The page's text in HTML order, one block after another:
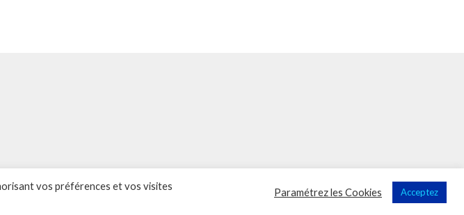
de confidentialité
Sup'Recherche - UNSA 2023 (illustrations de Freepik)
Vega Wordpress Theme byLyraThemes
vos préférences et vos visites
Paramétrez les Cookies Acceptez